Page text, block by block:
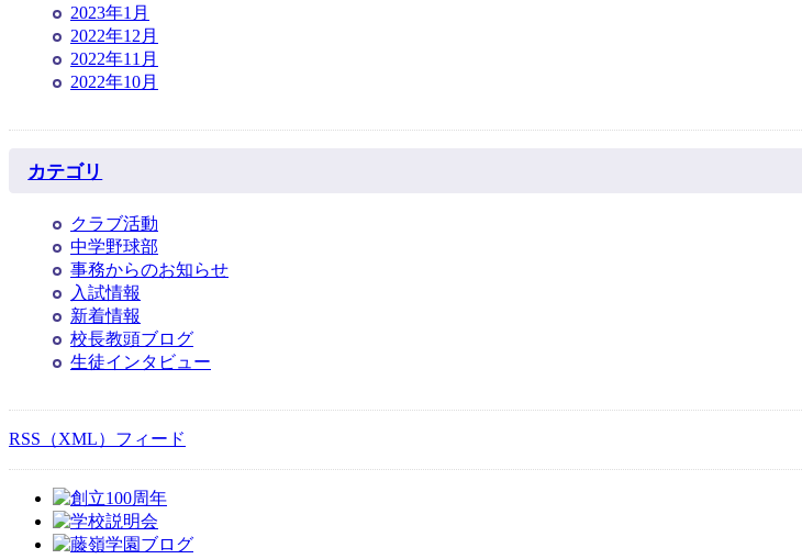
2023年1月
2022年12月
2022年11月
2022年10月
カテゴリ
クラブ活動
中学野球部
事務からのお知らせ
入試情報
新着情報
校長教頭ブログ
生徒インタビュー
RSS（XML）フィード